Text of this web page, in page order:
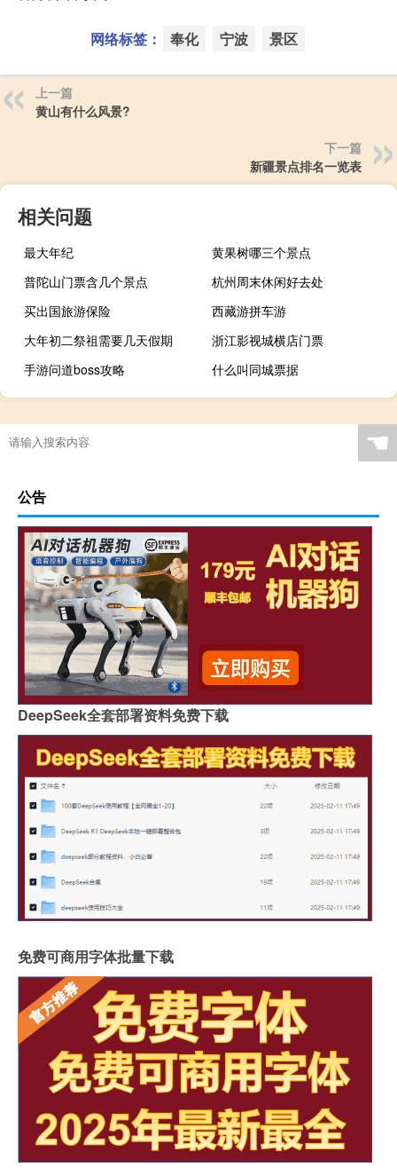
网络标签： 奉化 宁波 景区
上一篇
黄山有什么风景?
下一篇
新疆景点排名一览表
相关问题
最大年纪
黄果树哪三个景点
普陀山门票含几个景点
杭州周末休闲好去处
买出国旅游保险
西藏游拼车游
大年初二祭祖需要几天假期
浙江影视城横店门票
手游问道boss攻略
什么叫同城票据
☚
公告
DeepSeek全套部署资料免费下载
免费可商用字体批量下载